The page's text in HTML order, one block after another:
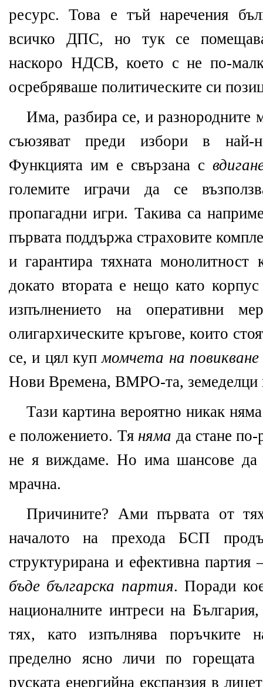
ресурс. Това е тъй наречения
всичко ДПС, но тук се
наскоро НДСВ, което с не по-
осребряваше политическите си
Има, разбира се, и разнородните
съюзяват преди избори в най-
Функцията им е свързана с
големите играчи да се
пропагадни игри. Такива са
първата поддържа страховите
и гарантира тяхната
докато втората е нещо като
изпълнението на оперативни
олигархическите кръгове, които
се, и цял купмомчета на повикване
Нови Времена, ВМРО-та, земеделци
Тази картина вероятно никак
е положението. Тя няма да стане
не я виждаме. Но има шансове да
мрачна.
Причините? Ами първата от
началото на прехода БСП
структурирана и ефективна
бъде българска партия. Поради
националните интреси на
тях, като изпълнява поръчките
пределно ясно личи по
руската енергийна експанзия в